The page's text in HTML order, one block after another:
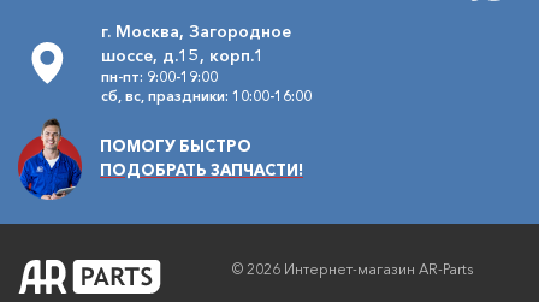
г. Москва, Загородное
шоссе, д.15, корп.1
пн-пт: 9:00-19:00
сб, вс, праздники: 10:00-16:00
ПОМОГУ БЫСТРО
ПОДОБРАТЬ ЗАПЧАСТИ!
© 2026 Интернет-магазин AR-Parts